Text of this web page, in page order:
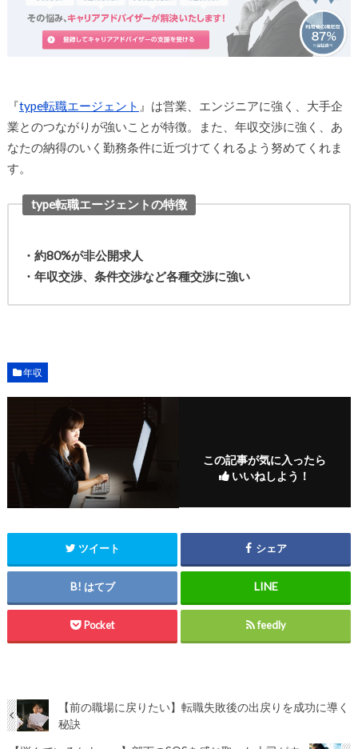
『type転職エージェント 』は営業、エンジニアに強く、大手企
業とのつながりが強いことが特徴。また、年収交渉に強く、あ
なたの納得のいく勤務条件に近づけてくれるよう努めてくれま
す。
type転職エージェントの特徴
・約80%が非公開求人
・年収交渉、条件交渉など各種交渉に強い
年収
この記事が気に入ったら
いいねしよう！
ツイート シェア
はてブ
Pocket feedly
【前の職場に戻りたい】転職失敗後の出戻りを成功に導く
秘訣